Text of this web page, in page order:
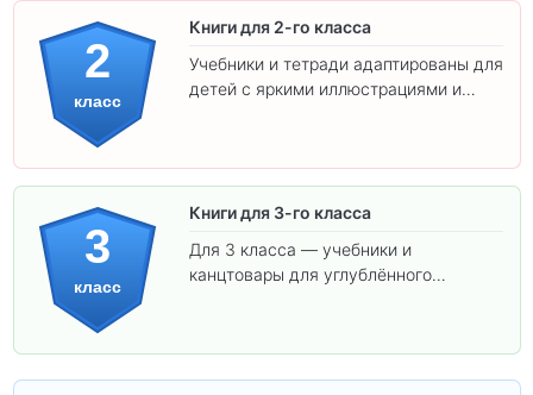
2
класс
Книги для 2-го класса
Учебники и тетради адаптированы для
детей с яркими иллюстрациями и
3
класс
Книги для 3-го класса
Для 3 класса — учебники и
канцтовары для углублённого